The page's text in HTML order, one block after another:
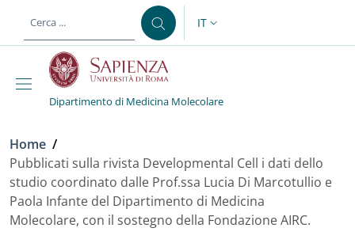
al contenuto principale
SELETTORE LINGUA:
IT
Dipartimento di Medicina Molecolare
Briciole di pane
Home /
Pubblicati sulla rivista Developmental Cell i dati dello
studio coordinato dalle Prof.ssa Lucia Di Marcotullio e
Paola Infante del Dipartimento di Medicina
Molecolare, con il sostegno della Fondazione AIRC.